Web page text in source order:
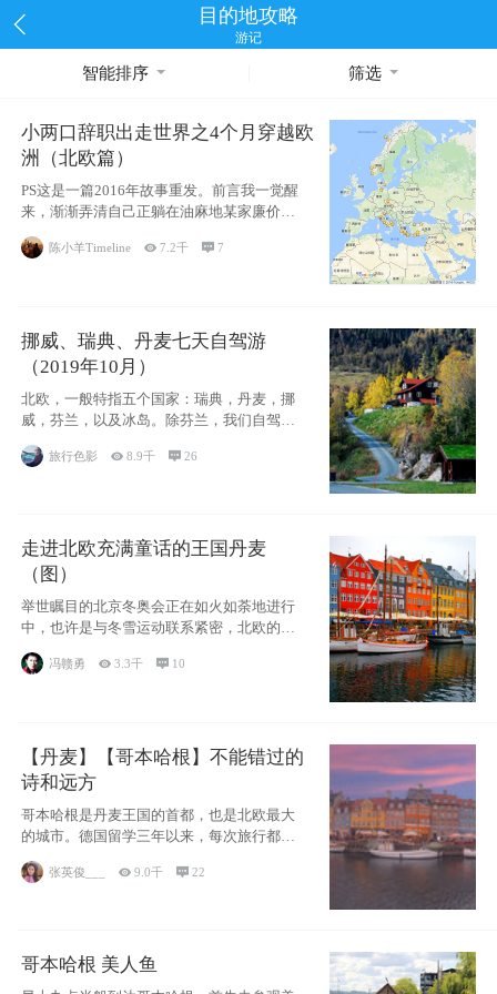
目的地攻略
游记
智能排序 筛选
小两口辞职出走世界之4个月穿越欧
洲（北欧篇）
PS这是一篇2016年故事重发。前言我一觉醒
来，渐渐弄清自己正躺在油麻地某家廉价宾
馆
陈小羊Timeline 7.2千 7
挪威、瑞典、丹麦七天自驾游
（2019年10月）
北欧，一般特指五个国家：瑞典，丹麦，挪
威，芬兰，以及冰岛。除芬兰，我们自驾游
旅行色影 8.9千 26
走进北欧充满童话的王国丹麦
（图）
举世瞩目的北京冬奥会正在如火如荼地进行
中，也许是与冬雪运动联系紧密，北欧的一
些国家因
冯赣勇 3.3千  10
【丹麦】【哥本哈根】不能错过的
诗和远方
哥本哈根是丹麦王国的首都，也是北欧最大
的城市。德国留学三年以来，每次旅行都是
张英俊___ 9.0千 22
哥本哈根 美人鱼